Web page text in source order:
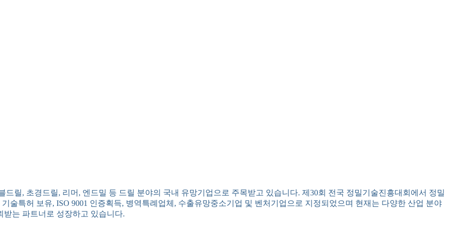
릴, 초경드릴, 리머, 엔드밀 등 드릴 분야의 국내 유망기업으로 주목받고 있습니다. 제30회 전국 정밀기술진흥대회에서 정밀
술특허 보유, ISO 9001 인증획득, 병역특례업체, 수출유망중소기업 및 벤처기업으로 지정되었으며 현재는 다양한 산업 분야
는 파트너로 성장하고 있습니다.